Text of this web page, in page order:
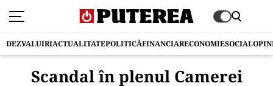
DEZVALUIRIACTUALITATEPOLITICĂFINANCIARECONOMIESOCIAL
Scandal în plenul Camerei